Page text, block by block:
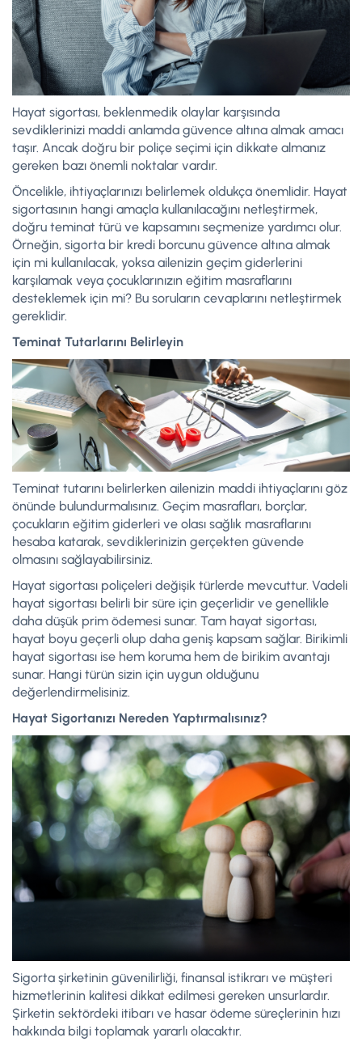
Hayat sigortası, beklenmedik olaylar karşısında
sevdiklerinizi maddi anlamda güvence altına almak amacı
taşır. Ancak doğru bir poliçe seçimi için dikkate almanız
gereken bazı önemli noktalar vardır.
Öncelikle, ihtiyaçlarınızı belirlemek oldukça önemlidir. Hayat
sigortasının hangi amaçla kullanılacağını netleştirmek,
doğru teminat türü ve kapsamını seçmenize yardımcı olur.
Örneğin, sigorta bir kredi borcunu güvence altına almak
için mi kullanılacak, yoksa ailenizin geçim giderlerini
karşılamak veya çocuklarınızın eğitim masraflarını
desteklemek için mi? Bu soruların cevaplarını netleştirmek
gereklidir.
Teminat Tutarlarını Belirleyin
Teminat tutarını belirlerken ailenizin maddi ihtiyaçlarını göz
önünde bulundurmalısınız. Geçim masrafları, borçlar,
çocukların eğitim giderleri ve olası sağlık masraflarını
hesaba katarak, sevdiklerinizin gerçekten güvende
olmasını sağlayabilirsiniz.
Hayat sigortası poliçeleri değişik türlerde mevcuttur. Vadeli
hayat sigortası belirli bir süre için geçerlidir ve genellikle
daha düşük prim ödemesi sunar. Tam hayat sigortası,
hayat boyu geçerli olup daha geniş kapsam sağlar. Birikimli
hayat sigortası ise hem koruma hem de birikim avantajı
sunar. Hangi türün sizin için uygun olduğunu
değerlendirmelisiniz.
Hayat Sigortanızı Nereden Yaptırmalısınız?
Sigorta şirketinin güvenilirliği, finansal istikrarı ve müşteri
hizmetlerinin kalitesi dikkat edilmesi gereken unsurlardır.
Şirketin sektördeki itibarı ve hasar ödeme süreçlerinin hızı
hakkında bilgi toplamak yararlı olacaktır.